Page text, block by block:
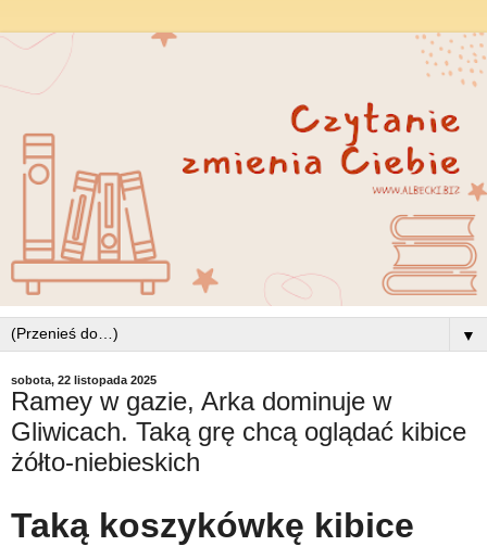
▼
sobota, 22 listopada 2025
Ramey w gazie, Arka dominuje w
Gliwicach. Taką grę chcą oglądać kibice
żółto-niebieskich
Taką koszykówkę kibice